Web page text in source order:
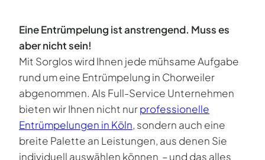
Eine Entrümpelung ist anstrengend. Muss es
aber nicht sein!
Mit Sorglos wird Ihnen jede mühsame Aufgabe
rund um eine Entrümpelung in Chorweiler
abgenommen. Als Full-Service Unternehmen
bieten wir Ihnen nicht nurprofessionelle
Entrümpelungen in Köln, sondern auch eine
breite Palette an Leistungen, aus denen Sie
individuell auswählen können – und das alles